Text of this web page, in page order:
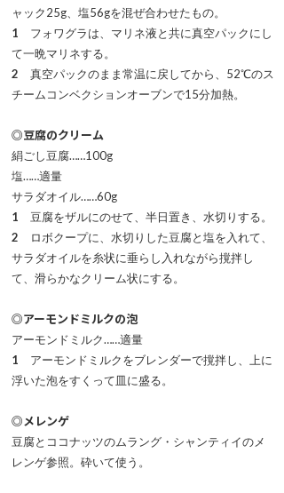
ャック25g、塩56gを混ぜ合わせたもの。
1 フォワグラは、マリネ液と共に真空パックにし
て一晩マリネする。
2 真空パックのまま常温に戻してから、52℃のス
チームコンベクションオーブンで15分加熱。
◎豆腐のクリーム
絹ごし豆腐……100g
塩……適量
サラダオイル……60g
1 豆腐をザルにのせて、半日置き、水切りする。
2
ロボクープに、水切りした豆腐と塩を入れて、
サラダオイルを糸状に垂らし入れながら撹拌し
て、滑らかなクリーム状にする。
◎アーモンドミルクの泡
アーモンドミルク……適量
1 アーモンドミルクをブレンダーで撹拌し、上に
浮いた泡をすくって皿に盛る。
◎メレンゲ
豆腐とココナッツのムラング・シャンティイのメ
レンゲ参照。砕いて使う。